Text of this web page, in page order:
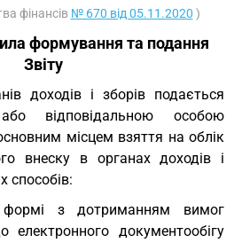
фінансів № 670 від 05.11.2020 )
формування та подання
Звіту
доходів і зборів подається
відповідальною особою
місцем взяття на облік
внеску в органах доходів і
способів:
формі з дотриманням вимог
електронного документообігу